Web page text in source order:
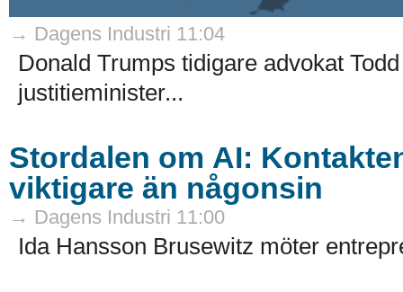
→ Dagens Industri 11:04
Donald Trumps tidigare advokat
justitieminister...
Stordalen om AI:
viktigare än någonsin
→ Dagens Industri 11:00
Ida Hansson Brusewitz möter